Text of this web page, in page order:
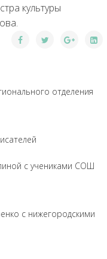
культуры
отделения
с учениками СОШ
с нижегородскими